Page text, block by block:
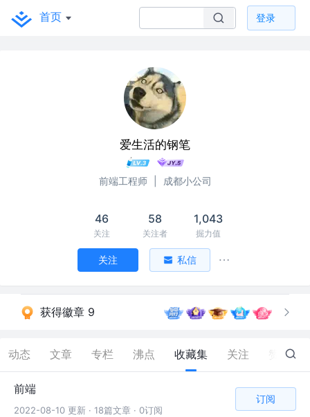
首页 登录
爱生活的钢笔
前端工程师 成都小公司
46
关注
58
关注者
1,043
掘力值
关注 私信
获得徽章 9
动态 文章 专栏 沸点 收藏集 关注 108
前端
2022-08-10 更新 · 18篇文章 · 0订阅
订阅